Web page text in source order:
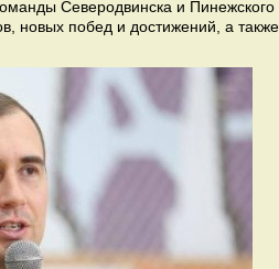
Северодвинска и Пинежского
новых побед и достижений, а также